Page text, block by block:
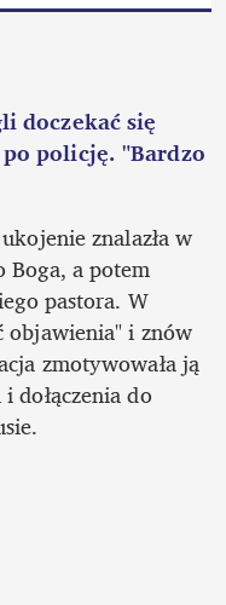
doczekać się
policję. "Bardzo
Boga, a potem
pastora. W
objawienia" i znów
zmotywowała ją
dołączenia do